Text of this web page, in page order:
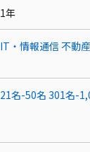
1年
IT・情報通信 不動産
21名-50名 301名-